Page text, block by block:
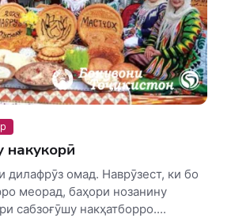
накукорӣ
дилафрӯз омад. Наврӯзест, ки бо
меорад, баҳори нозанину
сабзоғӯшу накҳатборро....